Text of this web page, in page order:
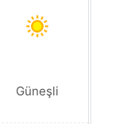
Güneşli